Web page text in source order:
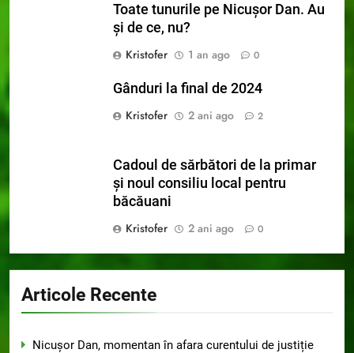
Toate tunurile pe Nicușor Dan. Au
și de ce, nu?
Kristofer
1 an ago 0
Gânduri la final de 2024
Kristofer
2 ani ago 2
Cadoul de sărbători de la primar
și noul consiliu local pentru
băcăuani
Kristofer
2 ani ago 0
Articole Recente
Nicușor Dan, momentan în afara curentului de justiție